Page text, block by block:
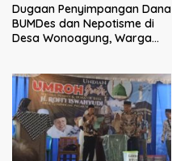
Dugaan Penyimpangan Dana
BUMDes dan Nepotisme di
Desa Wonoagung, Warga